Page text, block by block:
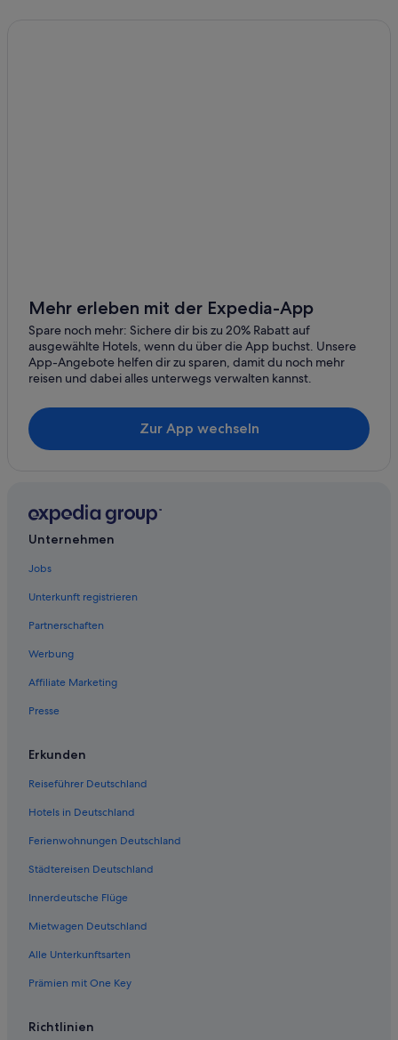
Mehr erleben mit der Expedia-App
Spare noch mehr: Sichere dir bis zu 20% Rabatt auf
ausgewählte Hotels, wenn du über die App buchst. Unsere
App-Angebote helfen dir zu sparen, damit du noch mehr
reisen und dabei alles unterwegs verwalten kannst.
Zur App wechseln
Unternehmen
Jobs
Unterkunft registrieren
Partnerschaften
Werbung
Affiliate Marketing
Presse
Erkunden
Reiseführer Deutschland
Hotels in Deutschland
Ferienwohnungen Deutschland
Städtereisen Deutschland
Innerdeutsche Flüge
Mietwagen Deutschland
Alle Unterkunftsarten
Prämien mit One Key
Richtlinien